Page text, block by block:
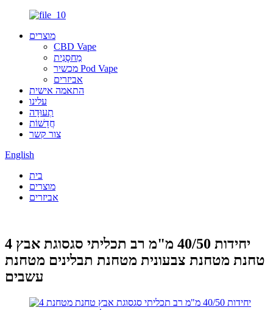
מוצרים
CBD Vape
מַחסָנִית
מכשיר Pod Vape
אביזרים
התאמה אישית
עלינו
תְעוּדָה
חֲדָשׁוֹת
צור קשר
English
בית
מוצרים
אביזרים
4 יחידות 40/50 מ"מ רב תכליתי סגסוגת אבץ
טחנת מטחנת צבעונית מטחנת תבלינים מטחנת
עשבים